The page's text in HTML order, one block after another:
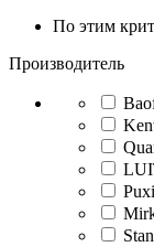
По этим
Производитель